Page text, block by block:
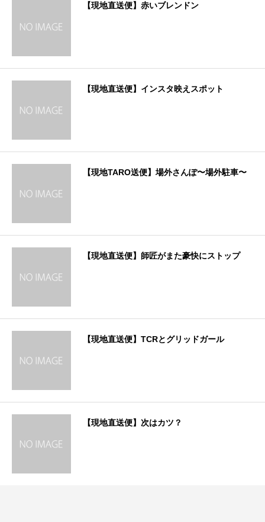
【現地直送便】赤いブレンドン
【現地直送便】インスタ映えスポット
【現地TARO送便】場外さんぽ〜場外駐車〜
【現地直送便】師匠がまた豪快にストップ
【現地直送便】TCRとグリッドガール
【現地直送便】次はカツ？